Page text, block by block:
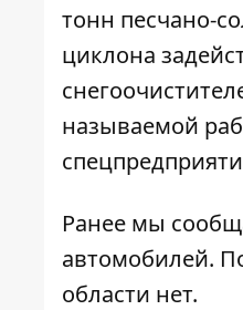
тонн песчано-
циклона
называемой
Ранее мы
автомобилей.
области нет.